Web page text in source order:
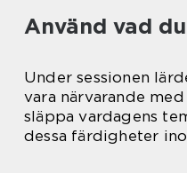
Använd vad
Under sessionen
vara närvarande
släppa vardagens
dessa färdigheter